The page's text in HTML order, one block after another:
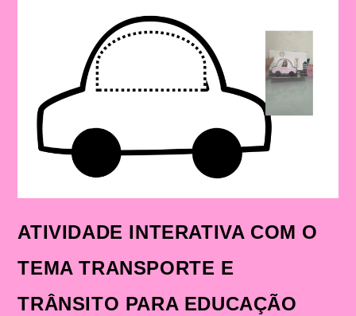
ATIVIDADE INTERATIVA COM O
TEMA TRANSPORTE E
TRÂNSITO PARA EDUCAÇÃO